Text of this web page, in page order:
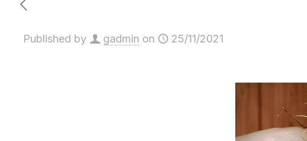
Published by gadmin on 25/11/2021